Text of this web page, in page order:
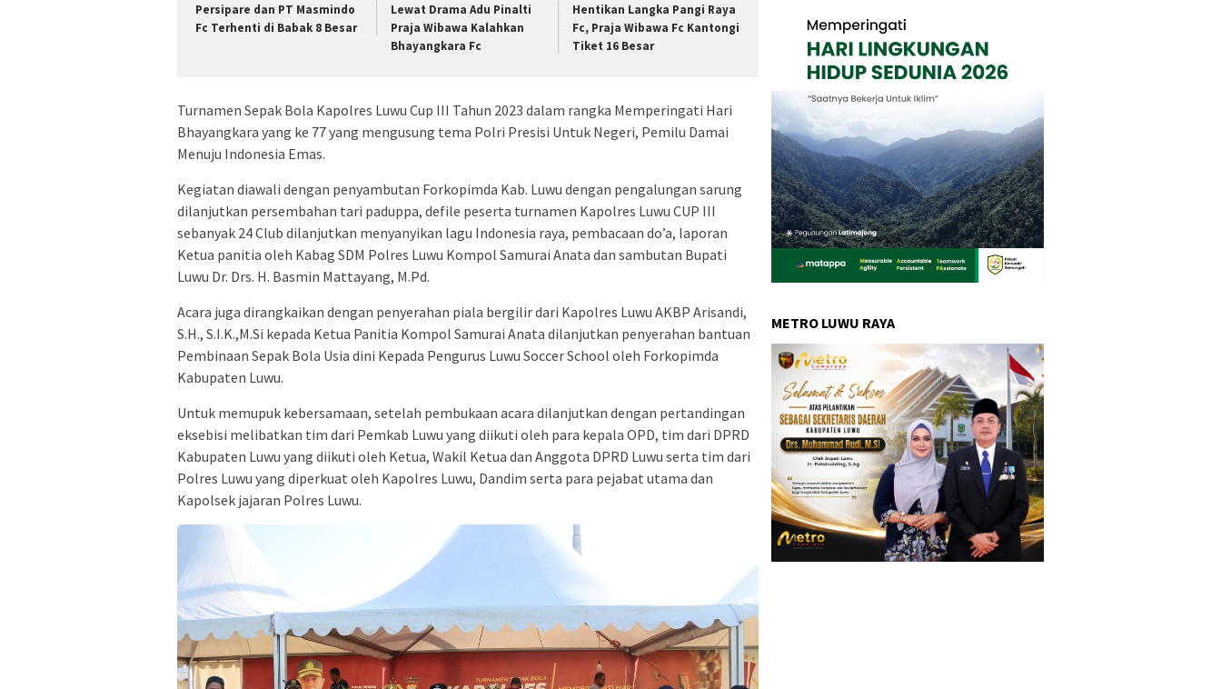
Persipare dan PT Masmindo
Fc Terhenti di Babak 8 Besar
Lewat Drama Adu Pinalti
Praja Wibawa Kalahkan
Bhayangkara Fc
Hentikan Langka Pangi Raya
Fc, Praja Wibawa Fc Kantongi
Tiket 16 Besar
Turnamen Sepak Bola Kapolres Luwu Cup III Tahun 2023 dalam rangka Memperingati Hari
Bhayangkara yang ke 77 yang mengusung tema Polri Presisi Untuk Negeri, Pemilu Damai
Menuju Indonesia Emas.
Kegiatan diawali dengan penyambutan Forkopimda Kab. Luwu dengan pengalungan sarung
dilanjutkan persembahan tari paduppa, defile peserta turnamen Kapolres Luwu CUP III
sebanyak 24 Club dilanjutkan menyanyikan lagu Indonesia raya, pembacaan do’a, laporan
Ketua panitia oleh Kabag SDM Polres Luwu Kompol Samurai Anata dan sambutan Bupati
Luwu Dr. Drs. H. Basmin Mattayang, M.Pd.
Acara juga dirangkaikan dengan penyerahan piala bergilir dari Kapolres Luwu AKBP Arisandi,
S.H., S.I.K.,M.Si kepada Ketua Panitia Kompol Samurai Anata dilanjutkan penyerahan bantuan
Pembinaan Sepak Bola Usia dini Kepada Pengurus Luwu Soccer School oleh Forkopimda
Kabupaten Luwu.
Untuk memupuk kebersamaan, setelah pembukaan acara dilanjutkan dengan pertandingan
eksebisi melibatkan tim dari Pemkab Luwu yang diikuti oleh para kepala OPD, tim dari DPRD
Kabupaten Luwu yang diikuti oleh Ketua, Wakil Ketua dan Anggota DPRD Luwu serta tim dari
Polres Luwu yang diperkuat oleh Kapolres Luwu, Dandim serta para pejabat utama dan
Kapolsek jajaran Polres Luwu.
METRO LUWU RAYA